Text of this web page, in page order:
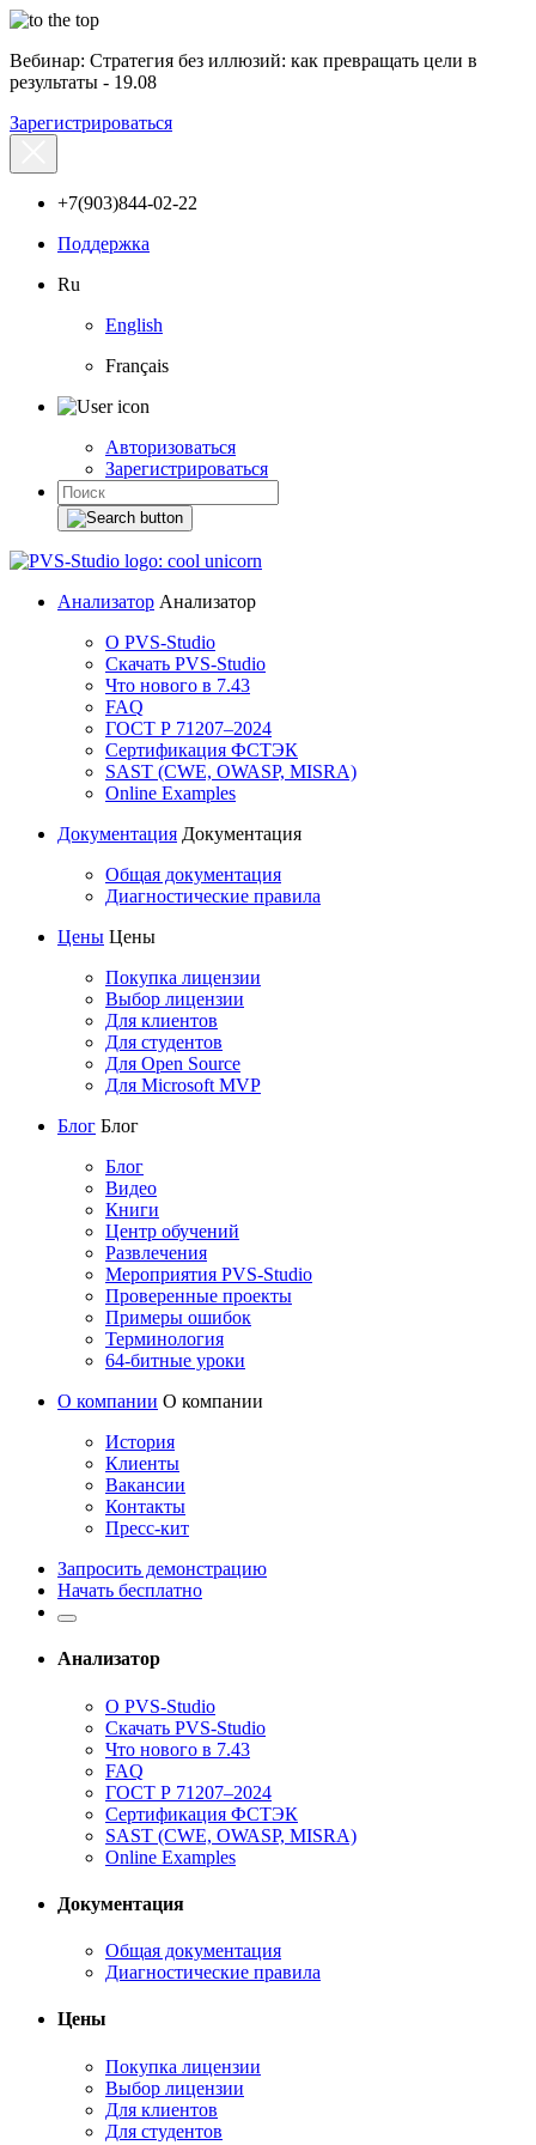
Вебинар: Стратегия без иллюзий: как превращать цели в
результаты - 19.08
Зарегистрироваться
+7(903)844-02-22
Поддержка
Ru
English
Français
Авторизоваться
Зарегистрироваться
Анализатор Анализатор
О PVS-Studio
Скачать PVS-Studio
Что нового в 7.43
FAQ
ГОСТ Р 71207–2024
Сертификация ФСТЭК
SAST (CWE, OWASP, MISRA)
Online Examples
Документация Документация
Общая документация
Диагностические правила
Цены Цены
Покупка лицензии
Выбор лицензии
Для клиентов
Для студентов
Для Open Source
Для Microsoft MVP
Блог Блог
Блог
Видео
Книги
Центр обучений
Развлечения
Мероприятия PVS-Studio
Проверенные проекты
Примеры ошибок
Терминология
64-битные уроки
О компании О компании
История
Клиенты
Вакансии
Контакты
Пресс-кит
Запросить демонстрацию
Начать бесплатно
Анализатор
О PVS-Studio
Скачать PVS-Studio
Что нового в 7.43
FAQ
ГОСТ Р 71207–2024
Сертификация ФСТЭК
SAST (CWE, OWASP, MISRA)
Online Examples
Документация
Общая документация
Диагностические правила
Цены
Покупка лицензии
Выбор лицензии
Для клиентов
Для студентов